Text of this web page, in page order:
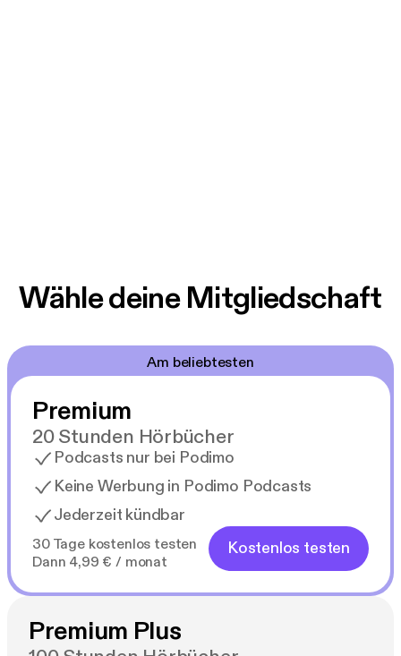
Wähle deine Mitgliedschaft
Am beliebtesten
Premium
20 Stunden Hörbücher
Podcasts nur bei Podimo
Keine Werbung in Podimo Podcasts
Jederzeit kündbar
30 Tage kostenlos testen
Dann 4,99 € / monat
Kostenlos testen
Premium Plus